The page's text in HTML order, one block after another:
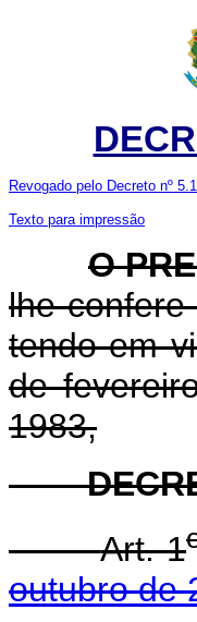
Revogado pelo Decreto nº
Texto para impressão
O
lhe
tendo em
de
1983,
Art. 1
outubro de